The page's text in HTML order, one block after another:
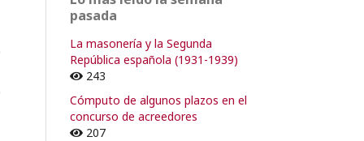
pasada
La masonería y la Segunda
República española (1931-1939)
243
Cómputo de algunos plazos en el
concurso de acreedores
207